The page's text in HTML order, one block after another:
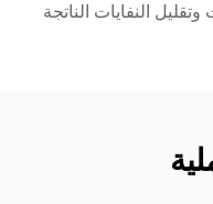
النفايات الناتجة